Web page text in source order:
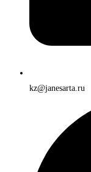
kz@janesarta.ru